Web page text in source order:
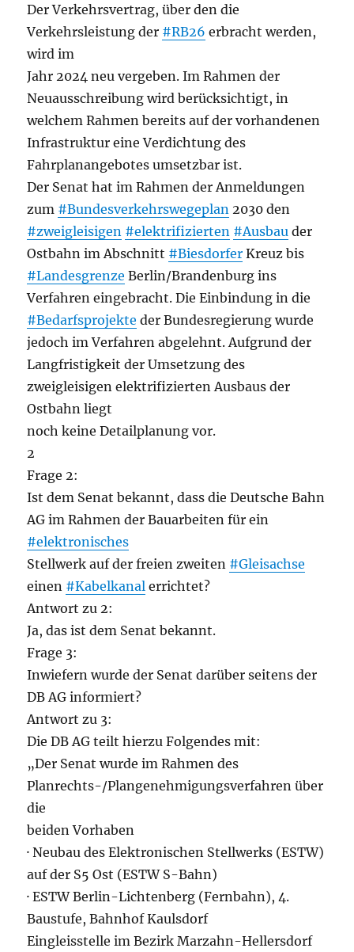
Der Verkehrsvertrag, über den die
Verkehrsleistung der #RB26 erbracht werden,
wird im
Jahr 2024 neu vergeben. Im Rahmen der
Neuausschreibung wird berücksichtigt, in
welchem Rahmen bereits auf der vorhandenen
Infrastruktur eine Verdichtung des
Fahrplanangebotes umsetzbar ist.
Der Senat hat im Rahmen der Anmeldungen
zum #Bundesverkehrswegeplan 2030 den
#zweigleisigen #elektrifizierten #Ausbau der
Ostbahn im Abschnitt #Biesdorfer Kreuz bis
#Landesgrenze Berlin/Brandenburg ins
Verfahren eingebracht. Die Einbindung in die
#Bedarfsprojekte der Bundesregierung wurde
jedoch im Verfahren abgelehnt. Aufgrund der
Langfristigkeit der Umsetzung des
zweigleisigen elektrifizierten Ausbaus der
Ostbahn liegt
noch keine Detailplanung vor.
2
Frage 2:
Ist dem Senat bekannt, dass die Deutsche Bahn
AG im Rahmen der Bauarbeiten für ein
#elektronisches
Stellwerk auf der freien zweiten #Gleisachse
einen #Kabelkanal errichtet?
Antwort zu 2:
Ja, das ist dem Senat bekannt.
Frage 3:
Inwiefern wurde der Senat darüber seitens der
DB AG informiert?
Antwort zu 3:
Die DB AG teilt hierzu Folgendes mit:
„Der Senat wurde im Rahmen des
Planrechts-/Plangenehmigungsverfahren über
die
beiden Vorhaben
· Neubau des Elektronischen Stellwerks (ESTW)
auf der S5 Ost (ESTW S-Bahn)
· ESTW Berlin-Lichtenberg (Fernbahn), 4.
Baustufe, Bahnhof Kaulsdorf
Eingleisstelle im Bezirk Marzahn-Hellersdorf